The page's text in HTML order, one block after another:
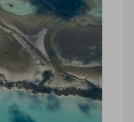
d’accueil dans